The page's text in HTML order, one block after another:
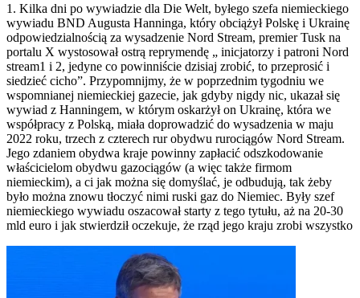
1. Kilka dni po wywiadzie dla Die Welt, byłego szefa niemieckiego
wywiadu BND Augusta Hanninga, który obciążył Polskę i Ukrainę
odpowiedzialnością za wysadzenie Nord Stream, premier Tusk na
portalu X wystosował ostrą reprymendę „ inicjatorzy i patroni Nord
stream1 i 2, jedyne co powinniście dzisiaj zrobić, to przeprosić i
siedzieć cicho”. Przypomnijmy, że w poprzednim tygodniu we
wspomnianej niemieckiej gazecie, jak gdyby nigdy nic, ukazał się
wywiad z Hanningem, w którym oskarżył on Ukrainę, która we
współpracy z Polską, miała doprowadzić do wysadzenia w maju
2022 roku, trzech z czterech rur obydwu rurociągów Nord Stream.
Jego zdaniem obydwa kraje powinny zapłacić odszkodowanie
właścicielom obydwu gazociągów (a więc także firmom
niemieckim), a ci jak można się domyślać, je odbudują, tak żeby
było można znowu tłoczyć nimi ruski gaz do Niemiec. Były szef
niemieckiego wywiadu oszacował starty z tego tytułu, aż na 20-30
mld euro i jak stwierdził oczekuje, że rząd jego kraju zrobi wszystko